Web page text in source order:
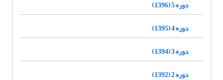
دوره 5 (1396)
دوره 4 (1395)
دوره 3 (1394)
دوره 2 (1392)